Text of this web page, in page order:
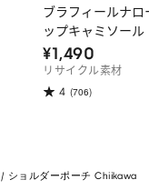
ブラフィールナロ
ップキャミソール
¥1,490
リサイクル素材
4 (706)
/ ショルダーポーチ Chiikawa